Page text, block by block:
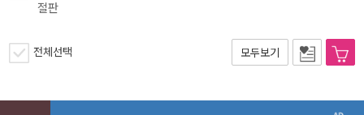
절판
전체선택 모두보기